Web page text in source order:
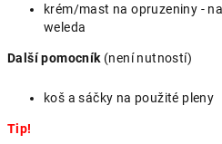
krém/mast na opruzeniny -
weleda
Další pomocník (není nutností)
koš a sáčky na použité pleny
Tip!